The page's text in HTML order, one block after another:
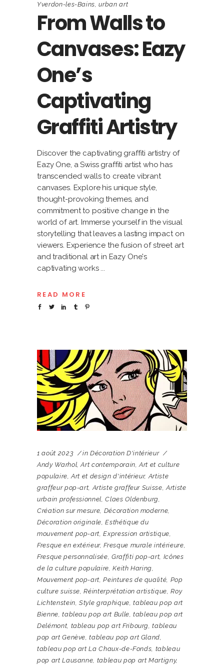
Yverdon-les-Bains,urban art
From Walls to
Canvases: Eazy
One’s
Captivating
Graffiti Artistry
Discover the captivating graffiti artistry of
Eazy One, a Swiss graffiti artist who has
transcended walls to create vibrant
canvases. Explore his unique style,
thought-provoking themes, and
commitment to positive change in the
world of art. Immerse yourself in the visual
storytelling that leaves a lasting impact on
viewers. Experience the fusion of street art
and traditional art in Eazy One's
captivating works
READ MORE
1 août 2023 in Décoration D'intérieur
Andy Warhol ,Art contemporain ,Art et culture
populaire ,Art et design d'intérieur, Artiste
graffeur pop-art Artiste graffeur Suisse Artiste
urbain professionnel ,Claes Oldenburg
Création sur mesure Décoration moderne
Décoration originale ,Esthétique du
mouvement pop-art ,Expression artistique
Fresque en extérieur,Fresque murale intérieure
Fresque personnalisée Graffiti pop-art Icônes
de la culture populaire ,Keith Haring
Mouvement pop-art ,Peintures de qualité Pop
culture suisse ,Réinterprétation artistique ,Roy
Lichtenstein ,Style graphique ,tableau pop art
Bienne ,tableau pop art Bulle ,tableau pop art
Delémont tableau pop art Fribourg ,tableau
pop art Genève ,tableau pop art Gland
tableau pop art La Chaux-de-Fonds tableau
pop art Lausanne tableau pop art Martigny,